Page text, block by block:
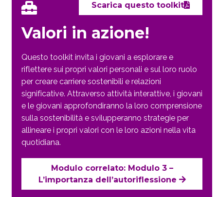
Scarica questo toolkit
Valori in azione!
Questo toolkit invita i giovani a esplorare e
riflettere sui propri valori personali e sul loro ruolo
per creare carriere sostenibili e relazioni
significative. Attraverso attività interattive, i giovani
e le giovani approfondiranno la loro comprensione
sulla sostenibilità e svilupperanno strategie per
allineare i propri valori con le loro azioni nella vita
quotidiana.
Modulo correlato: Modulo 3 –
L’importanza dell’autoriflessione